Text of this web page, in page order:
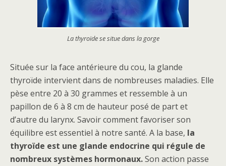
La thyroïde se situe dans la gorge
Située sur la face antérieure du cou, la glande
thyroïde intervient dans de nombreuses maladies. Elle
pèse entre 20 à 30 grammes et ressemble à un
papillon de 6 à 8 cm de hauteur posé de part et
d’autre du larynx. Savoir comment favoriser son
équilibre est essentiel à notre santé. A la base, la
thyroïde est une glande endocrine qui régule de
nombreux systèmes hormonaux.Son action passe